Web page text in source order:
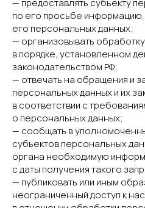
— предоставлять субъекту
по его просьбе
его персональных данных;
— организовывать
в порядке, установленном
законодательством РФ;
— отвечать на обращения и
персональных данных и их
в соответствии с
о персональных данных;
— сообщать в
субъектов персональных
органа необходимую
с даты получения такого
— публиковать или иным
неограниченный доступ к